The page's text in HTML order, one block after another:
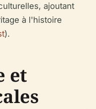
ajoutant
à l'histoire
).
et